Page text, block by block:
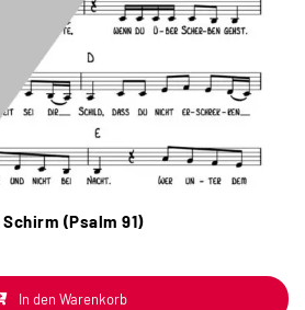
Schirm (Psalm 91)
In den Warenkorb